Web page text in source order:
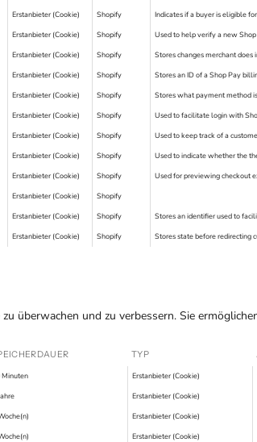
Erstanbieter (Cookie) Shopify Indicates if a buyer is eligible
Erstanbieter (Cookie) Shopify Used to help verify a new
Erstanbieter (Cookie) Shopify Stores changes merchant
Erstanbieter (Cookie) Shopify Stores an ID of a Shop Pay
Erstanbieter (Cookie) Shopify Stores what payment method
Erstanbieter (Cookie) Shopify Used to facilitate login with
Erstanbieter (Cookie) Shopify Used to keep track of a
Erstanbieter (Cookie) Shopify Used to indicate whether the
Erstanbieter (Cookie) Shopify Used for previewing checkout
Erstanbieter (Cookie) Shopify
Erstanbieter (Cookie) Shopify Stores an identifier used to
Erstanbieter (Cookie) Shopify Stores state before redirecting
überwachen und zu verbessern. Sie
TYP
Minuten Erstanbieter (Cookie)
Erstanbieter (Cookie)
Erstanbieter (Cookie)
Erstanbieter (Cookie)